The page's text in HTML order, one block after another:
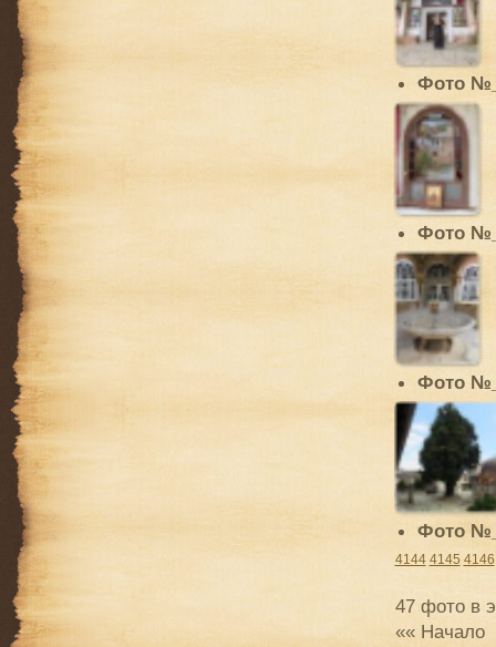
Фото
Фото
Фото
Фото
4144 4145 4146
47 фото в
««